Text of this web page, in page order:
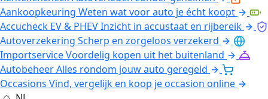
Aankoopkeuring Weten wat voor auto je écht koopt
Accucheck EV & PHEVInzicht in accustaat en rijbereik
Autoverzekering Scherp en zorgeloos verzekerd
ImportserviceVoordelig kopen uit het buitenland
AutobeheerAlles rondom jouw auto geregeld
Occasions Vind, vergelijk en koop je occasion online